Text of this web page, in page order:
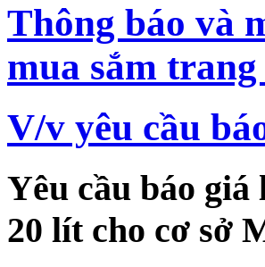
Thông báo và
mua sắm
V/v yêu cầu
Yêu cầu báo
20 lít cho cơ sở